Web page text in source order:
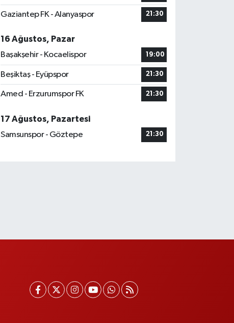
Gaziantep FK - Alanyaspor 21:30
16 Ağustos, Pazar
Başakşehir - Kocaelispor
19:00
Beşiktaş - Eyüpspor 21:30
Amed - Erzurumspor FK 21:30
17 Ağustos, Pazartesi
Samsunspor - Göztepe
21:30